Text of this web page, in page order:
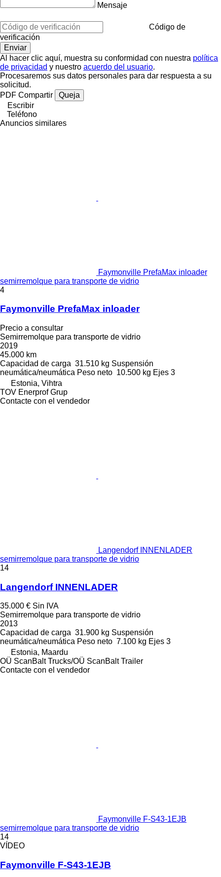
Mensaje
Código de
verificación
Al hacer clic aquí, muestra su conformidad con nuestra política
de privacidad y nuestro acuerdo del usuario.
Procesaremos sus datos personales para dar respuesta a su
solicitud.
PDF Compartir
Queja
Escribir
Teléfono
Anuncios similares
Faymonville PrefaMax inloader
semirremolque para transporte de vidrio
4
Faymonville PrefaMax inloader
Precio a consultar
Semirremolque para transporte de vidrio
2019
45.000 km
Capacidad de carga 31.510 kg Suspensión
neumática/neumática Peso neto 10.500 kg Ejes 3
Estonia, Vihtra
TOV Enerprof Grup
Contacte con el vendedor
Langendorf INNENLADER
semirremolque para transporte de vidrio
14
Langendorf INNENLADER
35.000 € Sin IVA
Semirremolque para transporte de vidrio
2013
Capacidad de carga 31.900 kg Suspensión
neumática/neumática Peso neto 7.100 kg Ejes 3
Estonia, Maardu
OÜ ScanBalt Trucks/OÜ ScanBalt Trailer
Contacte con el vendedor
Faymonville F-S43-1EJB
semirremolque para transporte de vidrio
14
VÍDEO
Faymonville F-S43-1EJB